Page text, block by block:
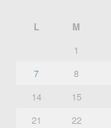
L
M
1
7
8
14
15
21
22